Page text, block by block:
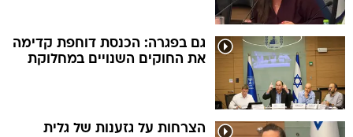
גם בפגרה: הכנסת דוחפת קדימה
את החוקים השנויים במחלוקת
הצרחות על גזענות של גלית